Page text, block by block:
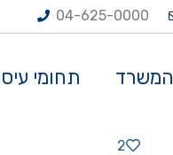
04-625-0000
המשרד תחומי
2